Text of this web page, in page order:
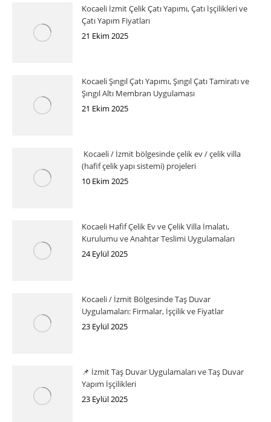
Kocaeli İzmit Çelik Çatı Yapımı, Çatı İşçilikleri ve
Çatı Yapım Fiyatları
21 Ekim 2025
Kocaeli Şıngıl Çatı Yapımı, Şıngıl Çatı Tamiratı ve
Şıngıl Altı Membran Uygulaması
21 Ekim 2025
Kocaeli / İzmit bölgesinde çelik ev / çelik villa
(hafif çelik yapı sistemi) projeleri
10 Ekim 2025
Kocaeli Hafif Çelik Ev ve Çelik Villa İmalatı,
Kurulumu ve Anahtar Teslimi Uygulamaları
24 Eylül 2025
Kocaeli / İzmit Bölgesinde Taş Duvar
Uygulamaları: Firmalar, İşçilik ve Fiyatlar
23 Eylül 2025
📌 İzmit Taş Duvar Uygulamaları ve Taş Duvar
Yapım İşçilikleri
23 Eylül 2025